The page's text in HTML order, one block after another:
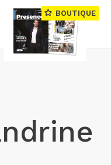
BOUTIQUE